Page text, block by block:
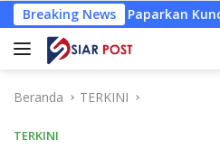
Langsung
ke
konten
Breaking NewsKunci Lahirkan
Beranda TERKINI
TERKINI